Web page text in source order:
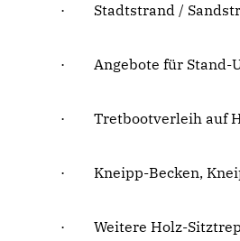
· Stadtstrand /
· Angebote für Stand-
· Tretbootverleih auf
· Kneipp-Becken,
· Weitere Holz-